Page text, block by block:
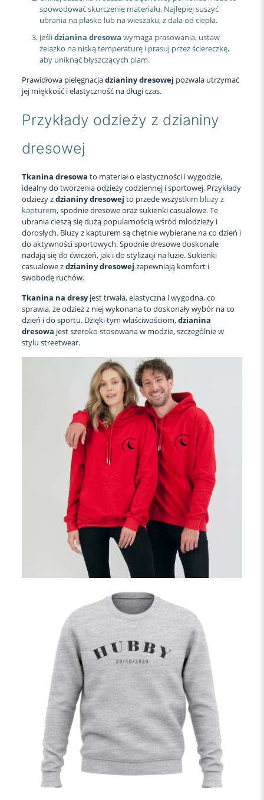
spowodować skurczenie materiału. Najlepiej suszyć
ubrania na płasko lub na wieszaku, z dala od ciepła.
Jeślidzianina dresowa wymaga prasowania, ustaw
żelazko na niską temperaturę i prasuj przez ściereczkę,
aby uniknąć błyszczących plam.
Prawidłowa pielęgnacjadzianiny dresowej pozwala utrzymać
jej miękkość i elastyczność na długi czas.
Przykłady odzieży z dzianiny
dresowej
Tkanina dresowa to materiał o elastyczności i wygodzie,
idealny do tworzenia odzieży codziennej i sportowej. Przykłady
odzieży zdzianiny dresowej to przede wszystkim bluzy z
kapturem, spodnie dresowe oraz sukienki casualowe. Te
ubrania cieszą się dużą popularnością wśród młodzieży i
dorosłych. Bluzy z kapturem są chętnie wybierane na co dzień i
do aktywności sportowych. Spodnie dresowe doskonale
nadają się do ćwiczeń, jak i do stylizacji na luzie. Sukienki
casualowe zdzianiny dresowej zapewniają komfort i
swobodę ruchów.
Tkanina na dresyjest trwała, elastyczna i wygodna, co
sprawia, że odzież z niej wykonana to doskonały wybór na co
dzień i do sportu. Dzięki tym właściwościom,dzianina
dresowa jest szeroko stosowana w modzie, szczególnie w
stylu streetwear.